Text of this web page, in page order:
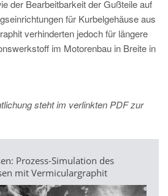
der Bearbeitbarkeit der Gußteile auf
für Kurbelgehäuse aus
verhinderten jedoch für längere
im Motorenbau in Breite in
steht im verlinkten PDF zur
Prozess-Simulation des
mit Vermiculargraphit